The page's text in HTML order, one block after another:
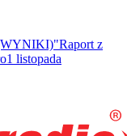
"Raport z
1 listopada